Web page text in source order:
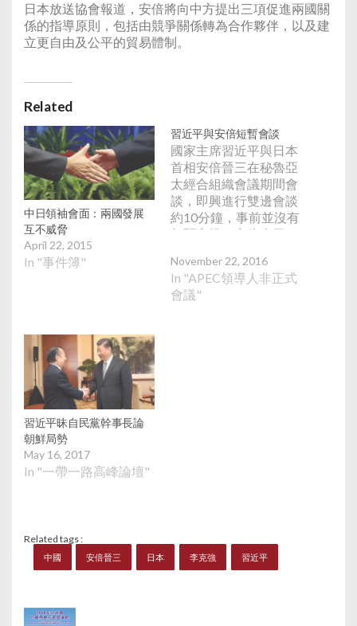
日本放送協會報道，安倍將向中方提出三項促進兩國關
係的指導原則，包括由競爭關係轉為合作夥伴，以及建
立更自由及公平的貿易體制。
Related
中日領袖會面：兩國發展
互不威脅
April 22, 2015
In "事件簿"
習近平與安倍短暫會談
國家主席習近平與日本
首相安倍晉三在秘魯亞
太經合組織會議期間會
談，即興進行雙邊會談
約10分鐘，事前並沒有
相關安排。安倍表示，
化45周年，而2018年
是中日和平友好條約簽
署40周年，期望未來幾
November 22, 2016
In "APEC領導人非正式
會議"
習近平昧自民黨幹事長論
朝鮮局勢
May 16, 2017
In "一帶一路高峰論壇"
Related tags :
中國 安倍晉三 日本 李克強 習近平